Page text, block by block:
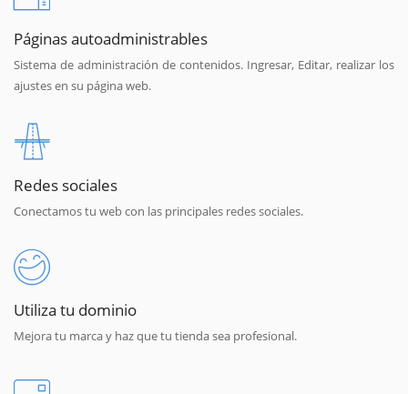
Páginas autoadministrables
Sistema de administración de contenidos. Ingresar, Editar, realizar los
ajustes en su página web.
Redes sociales
Conectamos tu web con las principales redes sociales.
Utiliza tu dominio
Mejora tu marca y haz que tu tienda sea profesional.